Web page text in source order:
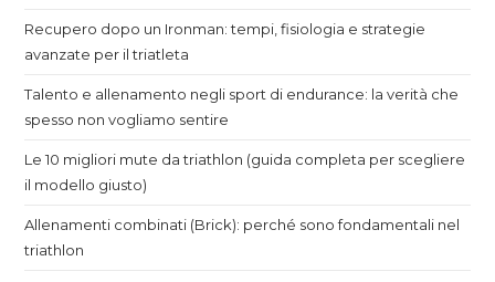
Recupero dopo un Ironman: tempi, fisiologia e strategie
avanzate per il triatleta
Talento e allenamento negli sport di endurance: la verità che
spesso non vogliamo sentire
Le 10 migliori mute da triathlon (guida completa per scegliere
il modello giusto)
Allenamenti combinati (Brick): perché sono fondamentali nel
triathlon